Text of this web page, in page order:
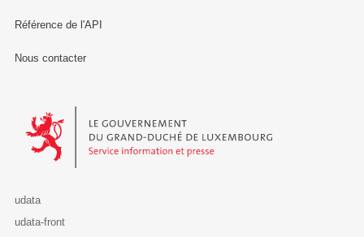
Référence de l'API
Nous contacter
Le Gouvernement du Grand-Duché de Luxembourg - Service
udata
udata-front